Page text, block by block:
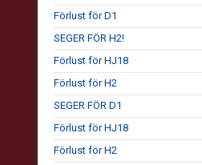
Förlust för D1
SEGER FÖR H2!
Förlust för HJ18
Förlust för H2
SEGER FÖR D1
Förlust för HJ18
Förlust för H2